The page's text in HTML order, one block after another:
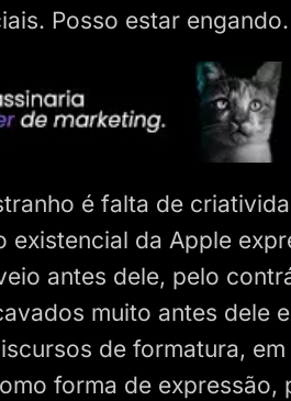
Posso estar engando.
é falta de
existencial da Apple
antes dele, pelo
muito antes dele
de formatura,
forma de